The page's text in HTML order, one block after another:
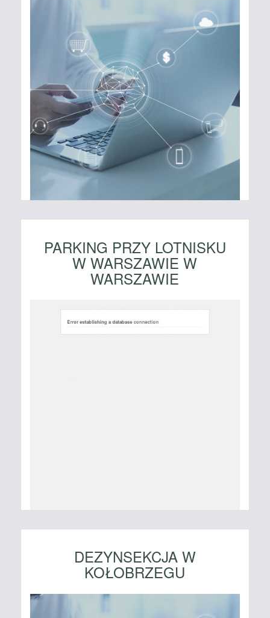
PARKING PRZY LOTNISKU
W WARSZAWIE W
WARSZAWIE
DEZYNSEKCJA W
KOŁOBRZEGU